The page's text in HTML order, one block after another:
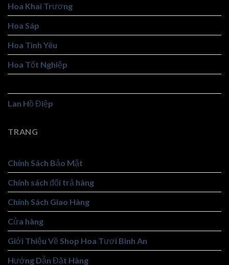
Hoa Khai Trương
Hoa Sáp
Hoa Tình Yêu
Hoa Tốt Nghiệp
Lan Hồ Điệp
TRANG
Chính Sách Bảo Mật
Chính sách đổi trả hàng
Chính Sách Giao Hàng
Cửa hàng
Giới Thiệu Về Shop Hoa Tươi Bình An
Hướng Dẫn Đặt Hàng